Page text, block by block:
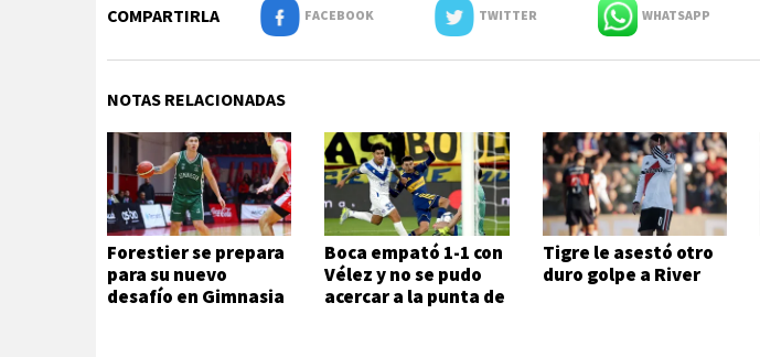
COMPARTIRLA FACEBOOK TWITTER WHATSAPP
NOTAS RELACIONADAS
Forestier se prepara
para su nuevo
desafío en Gimnasia
Boca empató 1-1 con
Vélez y no se pudo
acercar a la punta de
Tigre le asestó otro
duro golpe a River